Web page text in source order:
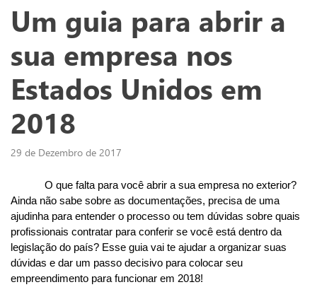
Um guia para abrir a
sua empresa nos
Estados Unidos em
2018
29 de Dezembro de 2017
O que falta para você abrir a sua empresa no exterior?
Ainda não sabe sobre as documentações, precisa de uma
ajudinha para entender o processo ou tem dúvidas sobre quais
profissionais contratar para conferir se você está dentro da
legislação do país? Esse guia vai te ajudar a organizar suas
dúvidas e dar um passo decisivo para colocar seu
empreendimento para funcionar em 2018!